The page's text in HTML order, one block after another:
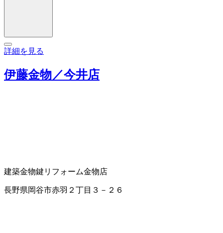
詳細を見る
伊藤金物／今井店
建築金物鍵 リフォーム金物店
長野県岡谷市赤羽２丁目３－２６